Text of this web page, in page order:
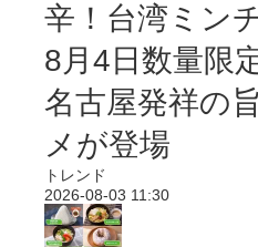
辛！台湾ミン
8月4日数量限
名古屋発祥の
メが登場
トレンド
2026-08-03 11:30